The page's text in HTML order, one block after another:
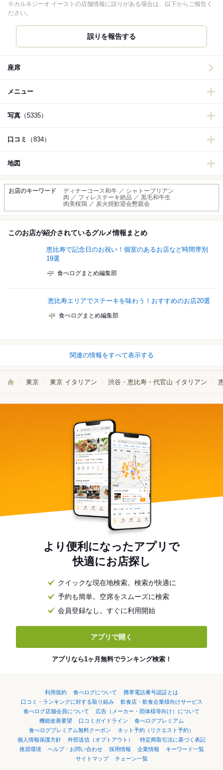
※カルネジーオ イーストの店舗情報に誤りがある場合は、以下からご報告く
ださい。
誤りを報告する
座席
メニュー
写真 （5335）
口コミ （834）
地図
お店のキーワード
ディナーコース和牛 ／ シャトーブリアン
肉 ／ フィレステーキ絶品 ／ 黒毛和牛生
肉美桜鶏 ／ 炭火焼歓迎会懇親会
このお店が紹介されているグルメ情報まとめ
恵比寿で記念日のお祝い！個室のあるお店など時間帯別
19選
食べログまとめ編集部
恵比寿エリアでステーキを味わう！おすすめのお店20選
食べログまとめ編集部
関連の情報をすべて表示する
東京 東京 イタリアン 渋谷・恵比寿・代官山 イタリアン
より便利になったアプリで
快適にお店探し
クイックな現在地検索。検索が快適に
予約も簡単。空席をスムーズに検索
会員登録なし。すぐに利用開始
アプリで開く
アプリなら1ヶ月無料でランキング検索！
利用規約 食べログについて
携帯電話番号認証とは
口コミ・ランキングに対する取り組み
飲食店・飲食企業様向けサービス
食べログ店舗会員について
広告（メーカー・団体様等向け）について
機能改善要望
口コミガイドライン
食べログプレミアム
食べログプレミアム無料クーポン
ネット予約（リクエスト予約）
個人情報保護方針
外部送信（オプトアウト）
特定商取引法に基づく表記
推奨環境
ヘルプ・お問い合わせ 採用情報 企業情報
キーワード一覧
サイトマップ
チェーン一覧